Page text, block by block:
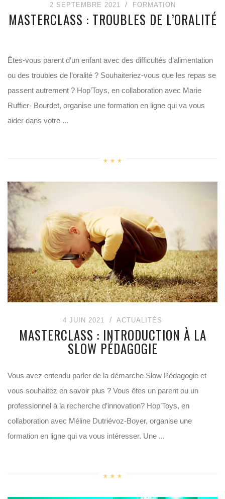
2 SEPTEMBRE 2021 FORMATION
MASTERCLASS : TROUBLES DE L’ORALITÉ
Êtes-vous parent d’un enfant avec des difficultés d’alimentation
ou des troubles de l’oralité ? Souhaiteriez-vous que les repas se
passent autrement ? Hop’Toys, en collaboration avec Marie
Ruffier- Bourdet, organise une formation en ligne qui va vous
aider dans votre ...
4 JUIN 2021 ACTUALITÉS
MASTERCLASS : INTRODUCTION À LA
SLOW PÉDAGOGIE
Vous avez entendu parler de la démarche Slow Pédagogie et
vous souhaitez en savoir plus ? Vous êtes un parent ou un
professionnel à la recherche d’innovation? Hop’Toys, en
collaboration avec Méline Dutriévoz-Boyer, organise une
formation en ligne qui va vous intéresser. Une ...